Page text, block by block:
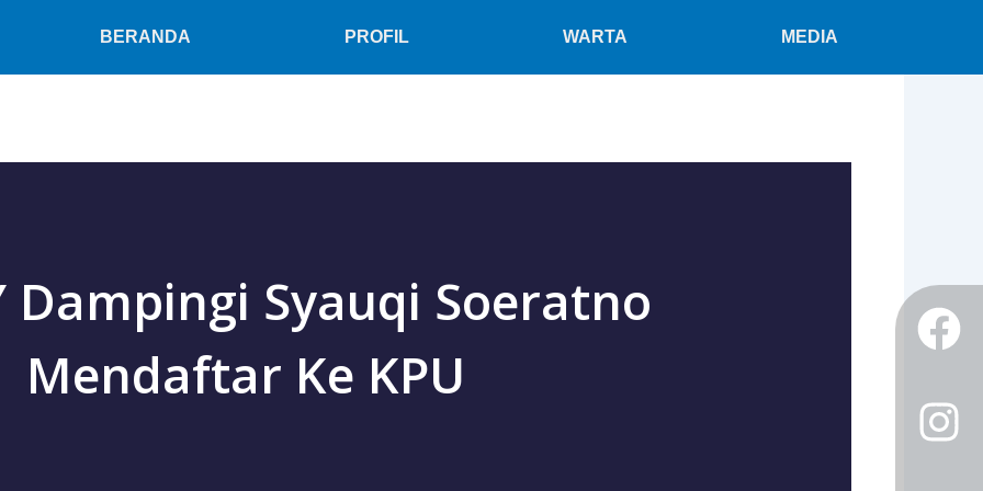
BERANDA PROFIL WARTA MEDIA
Dampingi Syauqi Soeratno
Mendaftar Ke KPU